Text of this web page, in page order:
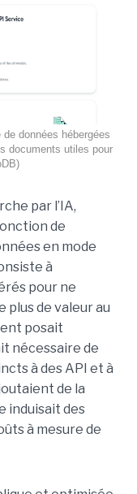
données hébergées
documents utiles pour
par l’IA,
de
en mode
à
pour ne
plus de valeur au
posait
nécessaire de
à des API et à
de la
induisait des
à mesure de